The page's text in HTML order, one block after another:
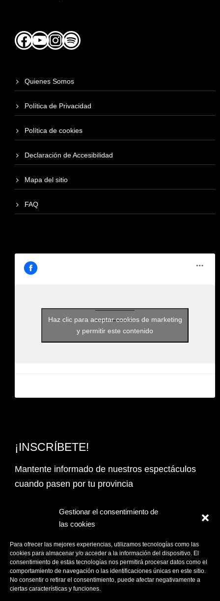
Gestionar el consentimiento de
las cookies
Para ofrecer las mejores experiencias, utilizamos tecnologías como las
cookies para almacenar y/o acceder a la información del dispositivo. El
consentimiento de estas tecnologías nos permitirá procesar datos como el
comportamiento de navegación o las identificaciones únicas en este sitio.
No consentir o retirar el consentimiento, puede afectar negativamente a
ciertas características y funciones.
Facebook
YouTubeInstagram
Spotify
Quienes Somos
Política de Privacidad
Política de cookies
Declaración de Accesibilidad
Mapa del sitio
FAQ
Haz clic para aceptar cookies de marketing
y permitir este contenido
¡INSCRÍBETE!
Mantente informado de nuestros espectáculos
cuando pasen por tu provincia
Email Address*
PROVINCIA
Acepto laPolítica de privacidad